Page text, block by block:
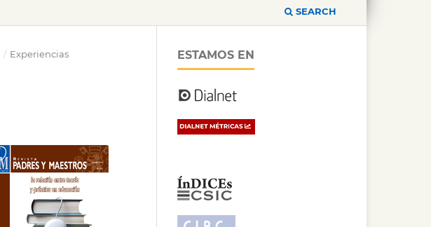
SEARCH
/ Experiencias ESTAMOS EN